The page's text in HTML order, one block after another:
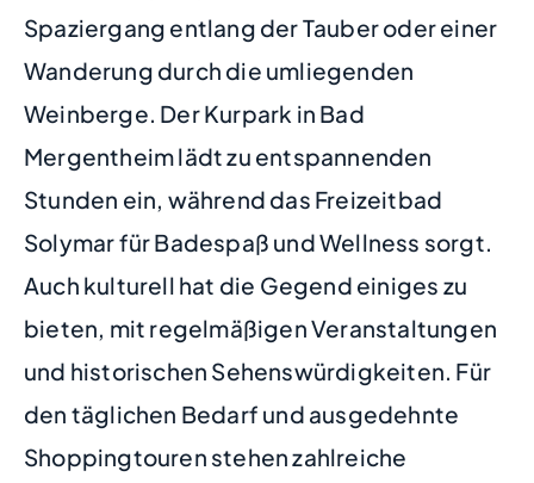
Spaziergang entlang der Tauber oder einer
Wanderung durch die umliegenden
Weinberge. Der Kurpark in Bad
Mergentheim lädt zu entspannenden
Stunden ein, während das Freizeitbad
Solymar für Badespaß und Wellness sorgt.
Auch kulturell hat die Gegend einiges zu
bieten, mit regelmäßigen Veranstaltungen
und historischen Sehenswürdigkeiten. Für
den täglichen Bedarf und ausgedehnte
Shoppingtouren stehen zahlreiche